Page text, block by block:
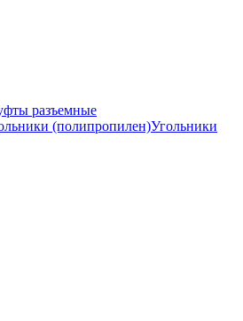
разъемные
(полипропилен)Угольники